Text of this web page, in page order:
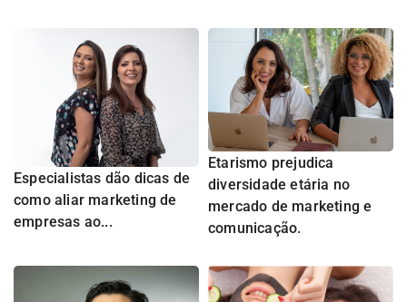
Especialistas dão dicas de
como aliar marketing de
empresas ao...
Etarismo prejudica
diversidade etária no
mercado de marketing e
comunicação.